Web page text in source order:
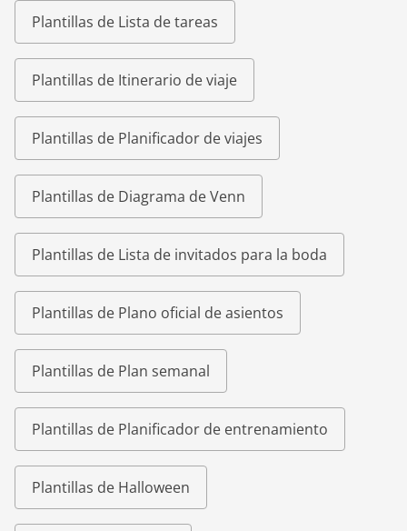
Plantillas de Lista de tareas
Plantillas de Itinerario de viaje
Plantillas de Planificador de viajes
Plantillas de Diagrama de Venn
Plantillas de Lista de invitados para la boda
Plantillas de Plano oficial de asientos
Plantillas de Plan semanal
Plantillas de Planificador de entrenamiento
Plantillas de Halloween